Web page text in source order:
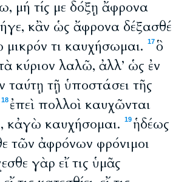
μή τίς με δόξῃ ἄφρονα
μήγε, κἂν ὡς ἄφρονα δέξασθέ
μικρόν τι καυχήσωμαι.
17ὃ
κύριον λαλῶ, ἀλλ’ ὡς ἐν
ταύτῃ τῇ ὑποστάσει τῆς
18 ἐπεὶ πολλοὶ καυχῶνται
κἀγὼ καυχήσομαι.
19ἡδέως
τῶν ἀφρόνων φρόνιμοι
γὰρ εἴ τις ὑμᾶς